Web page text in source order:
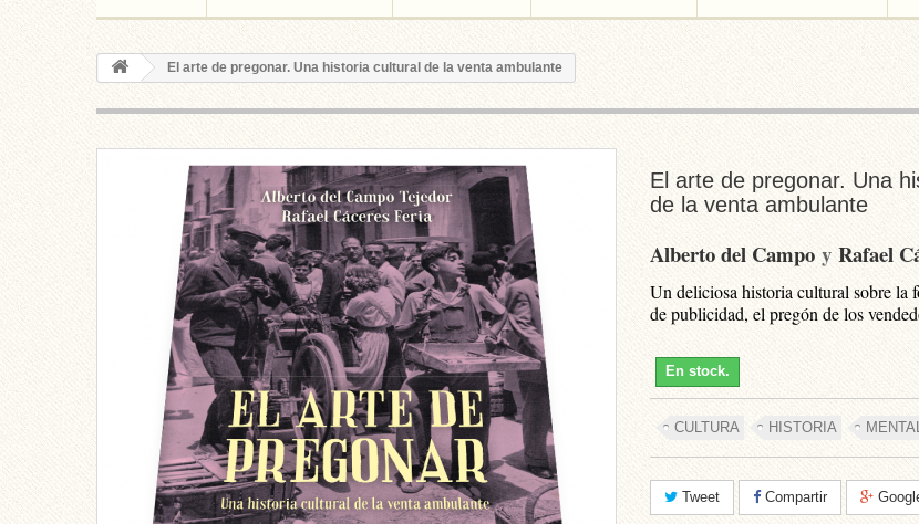
El arte de pregonar. Una historia cultural de la venta ambulante
El arte de pregonar. Una
de la venta ambulante
Alberto del Campo y Rafael
Un deliciosa historia cultural sobre la
de publicidad, el pregón de los
En stock.
CULTURA HISTORIA
Tweet Compartir